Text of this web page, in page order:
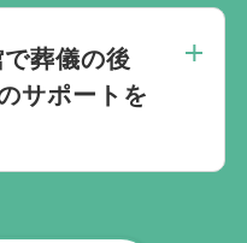
にご相談くださ
す。
葬儀の後
サポートを